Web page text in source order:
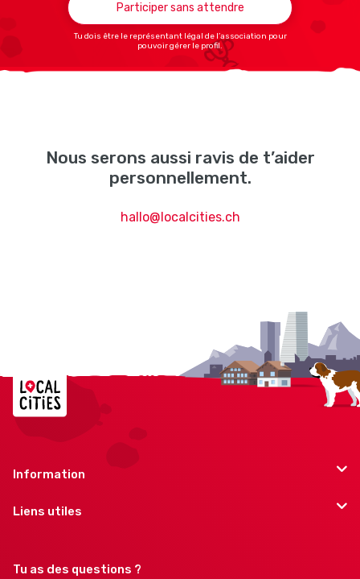
Participer sans attendre
Tu dois être le représentant légal de l’association pour
pouvoir gérer le profil.
Nous serons aussi ravis de t’aider
personnellement.
hallo@localcities.ch
Information
Liens utiles
Tu as des questions ?